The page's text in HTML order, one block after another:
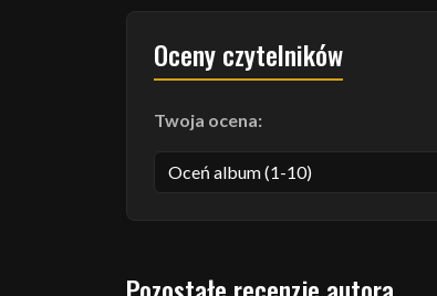
Oceny czytelników
Twoja ocena: